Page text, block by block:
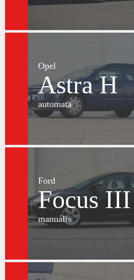
Opel
Astra H
automata
Ford
Focus III
manuális